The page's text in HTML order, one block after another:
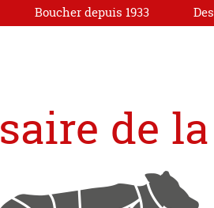
Boucher depuis 1933
de